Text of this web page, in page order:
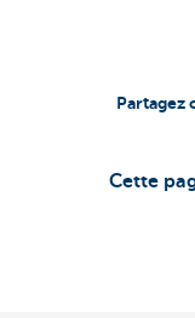
Cette
Partagez